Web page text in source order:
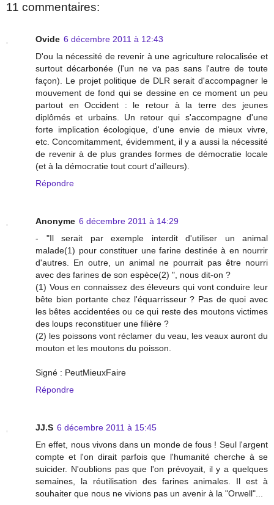
11 commentaires:
Ovide 6 décembre 2011 à 12:43
D'ou la nécessité de revenir à une agriculture relocalisée et
surtout décarbonée (l'un ne va pas sans l'autre de toute
façon). Le projet politique de DLR serait d'accompagner le
mouvement de fond qui se dessine en ce moment un peu
partout en Occident : le retour à la terre des jeunes
diplômés et urbains. Un retour qui s'accompagne d'une
forte implication écologique, d'une envie de mieux vivre,
etc. Concomitamment, évidemment, il y a aussi la nécessité
de revenir à de plus grandes formes de démocratie locale
(et à la démocratie tout court d'ailleurs).
Répondre
Anonyme 6 décembre 2011 à 14:29
- "Il serait par exemple interdit d'utiliser un animal
malade(1) pour constituer une farine destinée à en nourrir
d'autres. En outre, un animal ne pourrait pas être nourri
avec des farines de son espèce(2) ", nous dit-on ?
(1) Vous en connaissez des éleveurs qui vont conduire leur
bête bien portante chez l'équarrisseur ? Pas de quoi avec
les bêtes accidentées ou ce qui reste des moutons victimes
des loups reconstituer une filière ?
(2) les poissons vont réclamer du veau, les veaux auront du
mouton et les moutons du poisson.
Signé : PeutMieuxFaire
Répondre
JJ.S 6 décembre 2011 à 15:45
En effet, nous vivons dans un monde de fous ! Seul l'argent
compte et l'on dirait parfois que l'humanité cherche à se
suicider. N'oublions pas que l'on prévoyait, il y a quelques
semaines, la réutilisation des farines animales. Il est à
souhaiter que nous ne vivions pas un avenir à la "Orwell"...